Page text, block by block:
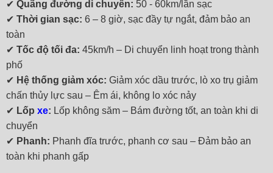
✔ Quãng đường di chuyển: 50 - 60km/lần sạc
✔ Thời gian sạc: 6 – 8 giờ, sạc đầy tự ngắt, đảm bảo an
toàn
✔ Tốc độ tối đa: 45km/h – Di chuyển linh hoạt trong thành
phố
✔ Hệ thống giảm xóc: Giảm xóc dầu trước, lò xo trụ giảm
chấn thủy lực sau – Êm ái, không lo xóc nảy
✔ Lốp xe: Lốp không săm – Bám đường tốt, an toàn khi di
chuyển
✔ Phanh: Phanh đĩa trước, phanh cơ sau – Đảm bảo an
toàn khi phanh gấp